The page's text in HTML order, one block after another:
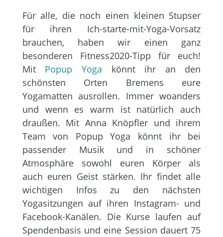
Für alle, die noch einen kleinen Stupser
für ihren Ich-starte-mit-Yoga-Vorsatz
brauchen, haben wir einen ganz
besonderen Fitness2020-Tipp für euch!
Mit Popup Yoga könnt ihr an den
schönsten Orten Bremens eure
Yogamatten ausrollen. Immer woanders
und wenn es warm ist natürlich auch
draußen. Mit Anna Knöpfler und ihrem
Team von Popup Yoga könnt ihr bei
passender Musik und in schöner
Atmosphäre sowohl euren Körper als
auch euren Geist stärken. Ihr findet alle
wichtigen Infos zu den nächsten
Yogasitzungen auf ihren Instagram- und
Facebook-Kanälen. Die Kurse laufen auf
Spendenbasis und eine Session dauert 75